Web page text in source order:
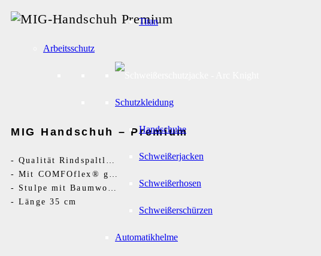
Titan
Arbeitsschutz
Schutzkleidung
Handschuhe
Schweißerjacken
Schweißerhosen
Schweißerschürzen
Automatikhelme
MIG Handschuh – Premium
-Qualität Rindspaltleder
-Mit COMFOflex® gefütterter
- Stulpe mit Baumwolle gefüttert
-Länge 35 cm